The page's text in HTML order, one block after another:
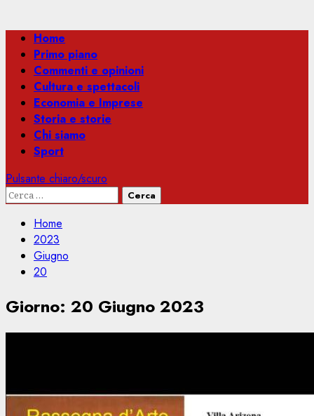
Menu
principale
Home
Primo piano
Commenti e opinioni
Cultura e spettacoli
Economia e Imprese
Storia e storie
Chi siamo
Sport
Pulsante chiaro/scuro
Ricerca
Home
2023
Giugno
20
Giorno: 20 Giugno 2023